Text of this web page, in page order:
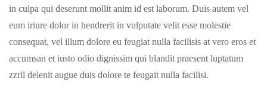
in culpa qui deserunt mollit anim id est laborum. Duis autem vel
eum iriure dolor in hendrerit in vulputate velit esse molestie
consequat, vel illum dolore eu feugiat nulla facilisis at vero eros et
accumsan et iusto odio dignissim qui blandit praesent luptatum
zzril delenit augue duis dolore te feugait nulla facilisi.